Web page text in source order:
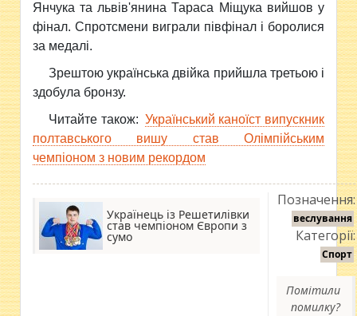
Янчука та львів'янина Тараса Міщука вийшов у
фінал. Спротсмени виграли півфінал і боролися
за медалі.
Зрештою українська двійка прийшла третьою і
здобула бронзу.
Читайте також: Український каноїст випускник
полтавського вишу став Олімпійським
чемпіоном з новим рекордом
Українець із Решетилівки
став чемпіоном Європи з
сумо
Позначення:
веслування
Категорії:
Спорт
Помітили
помилку?